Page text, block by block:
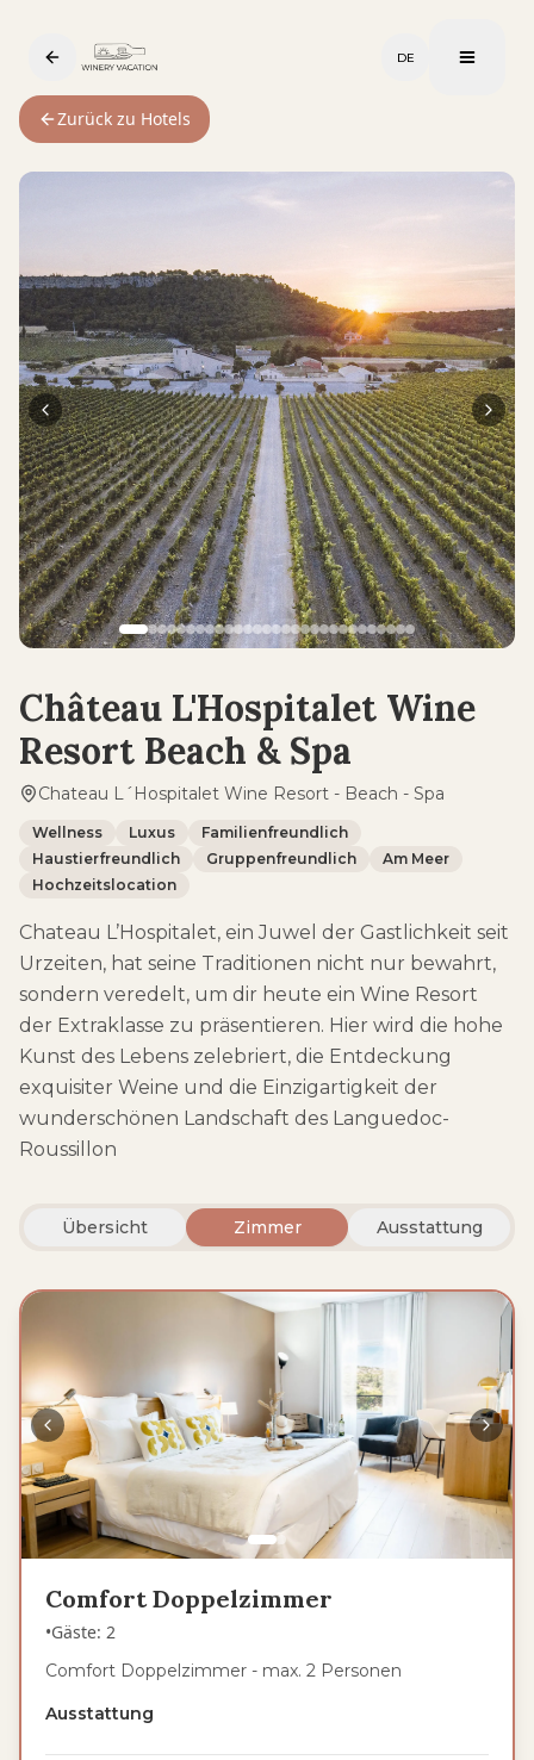
DE
Zurück zu Hotels
Château L'Hospitalet Wine
Resort Beach & Spa
Chateau L´Hospitalet Wine Resort - Beach - Spa
Wellness Luxus
Familienfreundlich
Haustierfreundlich
Gruppenfreundlich
Am Meer
Hochzeitslocation
Chateau L’Hospitalet, ein Juwel der Gastlichkeit seit
Urzeiten, hat seine Traditionen nicht nur bewahrt,
sondern veredelt, um dir heute ein Wine Resort
der Extraklasse zu präsentieren. Hier wird die hohe
Kunst des Lebens zelebriert, die Entdeckung
exquisiter Weine und die Einzigartigkeit der
wunderschönen Landschaft des Languedoc-
Roussillon
Übersicht Zimmer Ausstattung
Comfort Doppelzimmer
•Gäste: 2
Comfort Doppelzimmer - max. 2 Personen
Ausstattung